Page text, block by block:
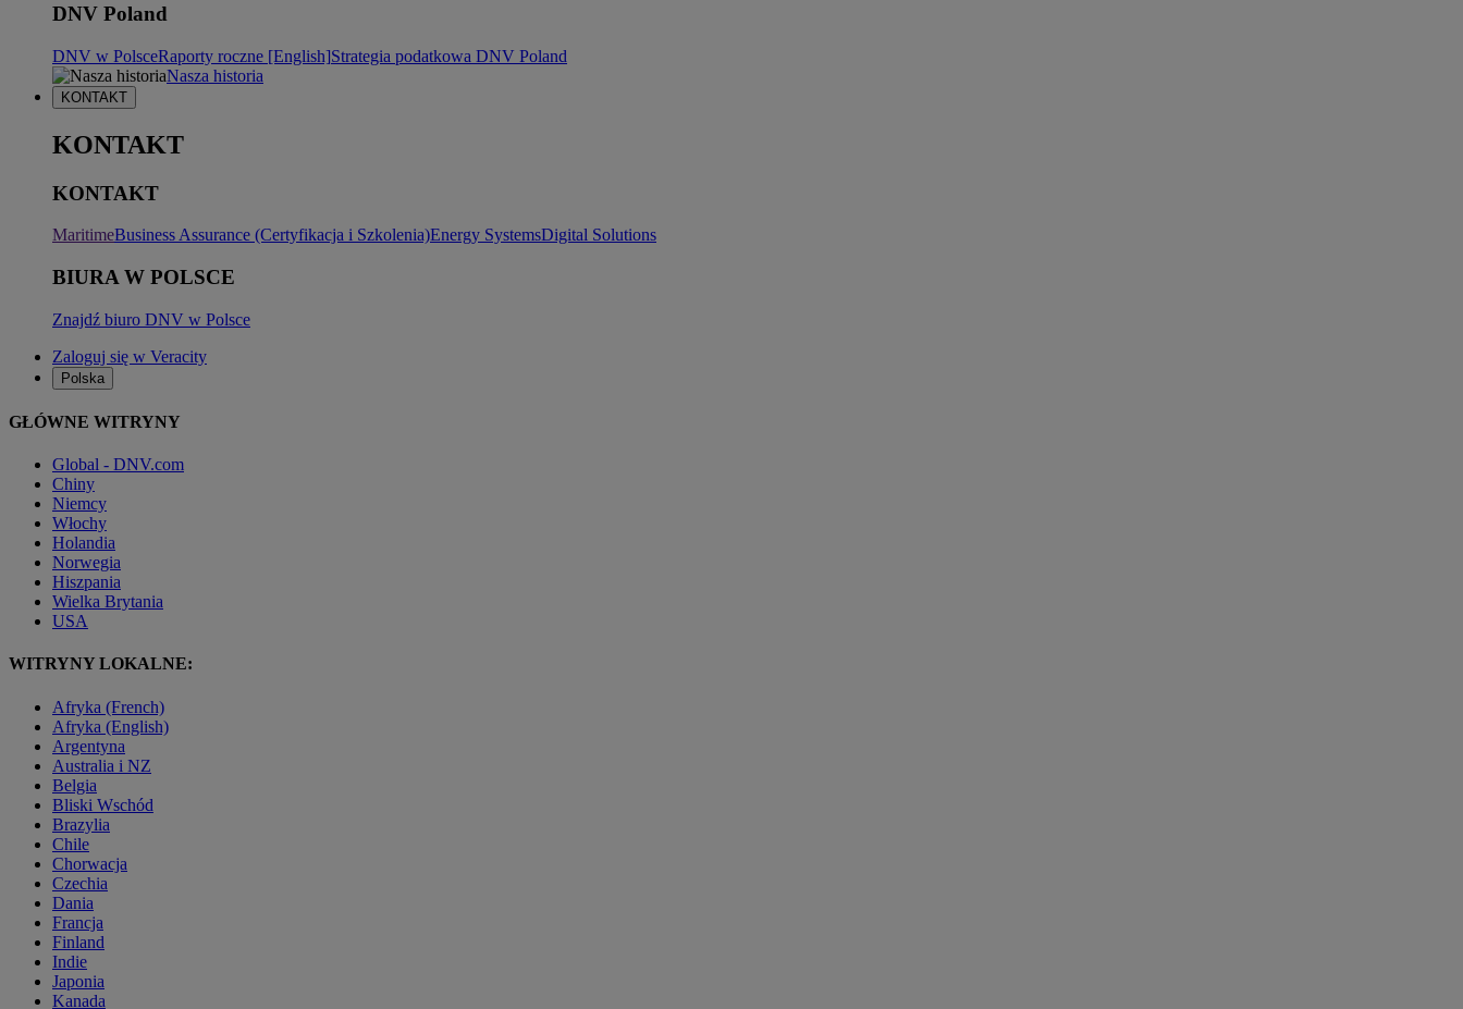
DNV Poland
DNV w PolsceRaporty roczne [English]Strategia podatkowa DNV Poland
Nasza historia
KONTAKT
KONTAKT
KONTAKT
MaritimeBusiness Assurance (Certyfikacja i Szkolenia)Energy SystemsDigital Solutions
BIURA W POLSCE
Znajdź biuro DNV w Polsce
Zaloguj się w Veracity
Polska
GŁÓWNE WITRYNY
Global - DNV.com
Chiny
Niemcy
Włochy
Holandia
Norwegia
Hiszpania
Wielka Brytania
USA
WITRYNY LOKALNE:
Afryka (French)
Afryka (English)
Argentyna
Australia i NZ
Belgia
Bliski Wschód
Brazylia
Chile
Chorwacja
Czechia
Dania
Francja
Finland
Indie
Japonia
Kanada